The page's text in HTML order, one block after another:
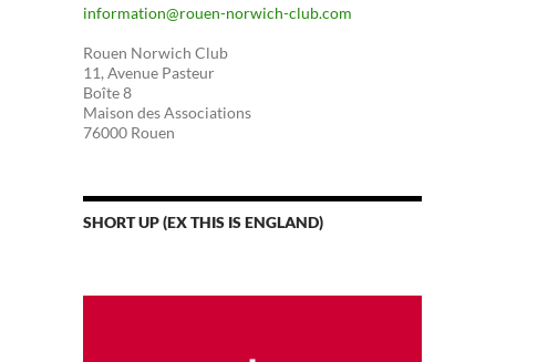
information@rouen-norwich-club.com
Rouen Norwich Club
11, Avenue Pasteur
Boîte 8
Maison des Associations
76000 Rouen
SHORT UP (EX THIS IS ENGLAND)